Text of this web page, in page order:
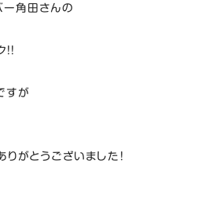
ー角田さんの
！
すが
がとうございました！